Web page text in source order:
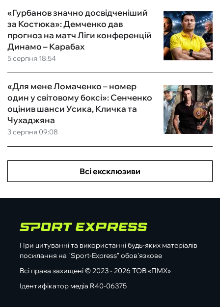
5 серпня 18:54
«Гурбанов значно досвідченіший
за Костюка»: Демченко дав
прогноз на матч Ліги конференцій
Динамо – Карабах
3 серпня 09:08
«Для мене Ломаченко – номер
один у світовому боксі»: Сенченко
оцінив шанси Усика, Кличка та
Чухаджяна
Всі ексклюзиви
При цитуванні та використанні будь-яких матеріалів
посилання на "Sport-Express" обов'язкове
Всі права захищені © 2023 - 2026 ТОВ «ПМХ»
Ідентифікатор медіа R40-06375